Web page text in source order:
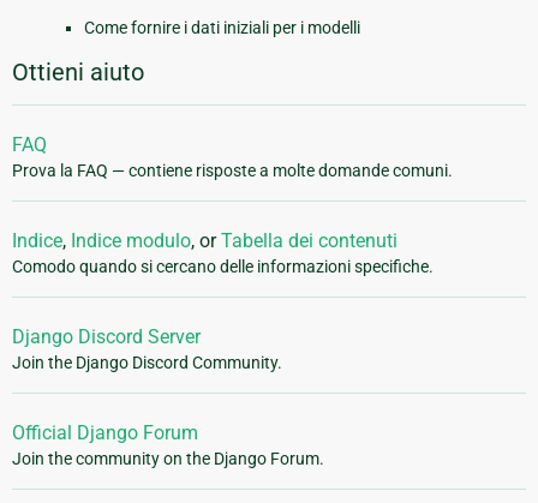
Come fornire i dati iniziali per i modelli
Ottieni aiuto
FAQ
Prova la FAQ — contiene risposte a molte domande comuni.
Indice, Indice modulo, orTabella dei contenuti
Comodo quando si cercano delle informazioni specifiche.
Django Discord Server
Join the Django Discord Community.
Official Django Forum
Join the community on the Django Forum.